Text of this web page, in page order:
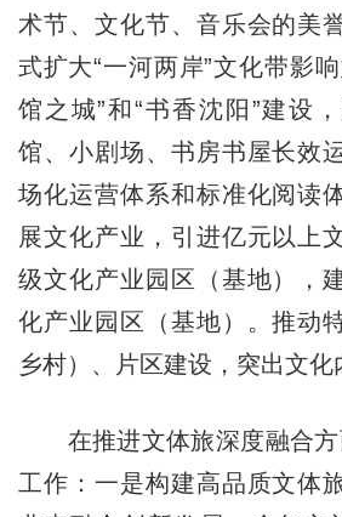
术节、文化节、音乐会的美
式扩大“一河两岸”文化带影
馆之城”和“书香沈阳”建设
馆、小剧场、书房书屋长效
场化运营体系和标准化阅读
展文化产业，引进亿元以上
级文化产业园区（基地），
化产业园区（基地）。推动
乡村）、片区建设，突出文化
在推进文体旅深度融合方
工作：一是构建高品质文体